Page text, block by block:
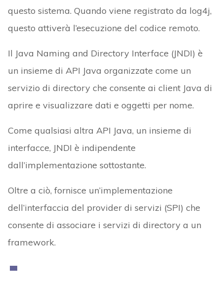
questo sistema. Quando viene registrato da log4j,
questo attiverà l’esecuzione del codice remoto.
Il Java Naming and Directory Interface (JNDI) è
un insieme di API Java organizzate come un
servizio di directory che consente ai client Java di
aprire e visualizzare dati e oggetti per nome.
Come qualsiasi altra API Java, un insieme di
interfacce, JNDI è indipendente
dall’implementazione sottostante.
Oltre a ciò, fornisce un’implementazione
dell’interfaccia del provider di servizi (SPI) che
consente di associare i servizi di directory a un
framework.